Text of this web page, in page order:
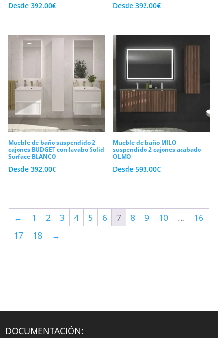
Desde 392.00€ Desde392.00€
Mueble de baño suspendido 2
cajones BUDGET con lavabo Solid
Surface BLANCO
Desde 392.00€
Mueble de baño MILO
suspendido 2 cajones acabado
OLMO
Desde593.00€
← 1 2 3 4 5 6 7 8 9 10 …
16
17
18 →
DOCUMENTACIÓN: